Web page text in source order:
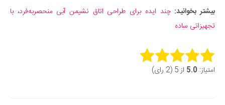
بیشتر بخوانید: چند ایده برای طراحی اتاق نشیمن آبی منحصربه‌فرد، با
تجهیزاتی ساده
Rate this item:
امتیاز: 5.0 از 5 (2 رای)